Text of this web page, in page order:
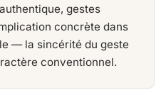
gestes
concrète dans
— la sincérité du geste
conventionnel.